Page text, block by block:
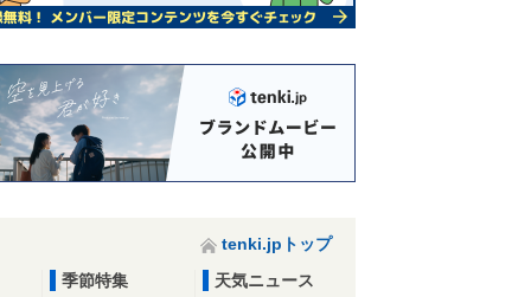
tenki.jpトップ
季節特集
天気ニュース